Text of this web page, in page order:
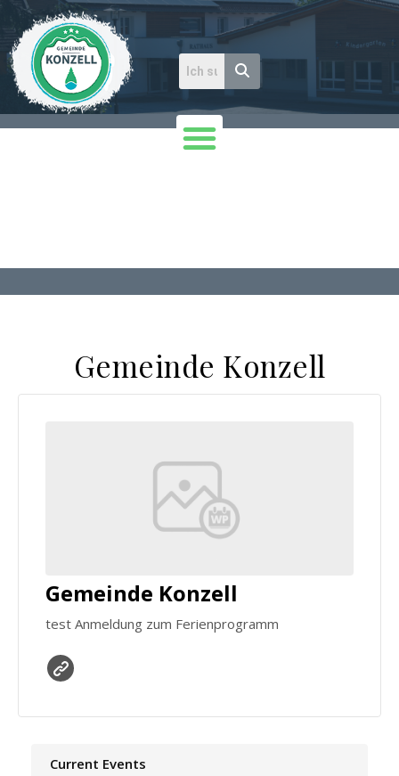
Gemeinde Konzell
Gemeinde Konzell
test Anmeldung zum Ferienprogramm
Current Events